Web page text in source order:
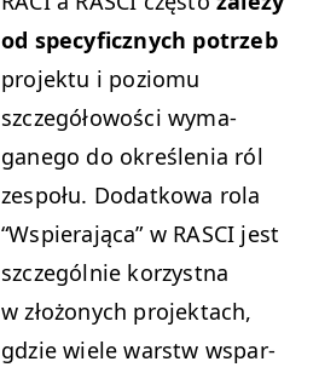
od specy­ficznych potrzeb
pro­jek­tu i poziomu
szczegółowoś­ci wyma­
ganego do określe­nia ról
zespołu. Dodatkowa rola
“Wspier­a­ją­ca” w RAS­CI jest
szczegól­nie korzyst­na
w złożonych pro­jek­tach,
gdzie wiele warstw wspar­